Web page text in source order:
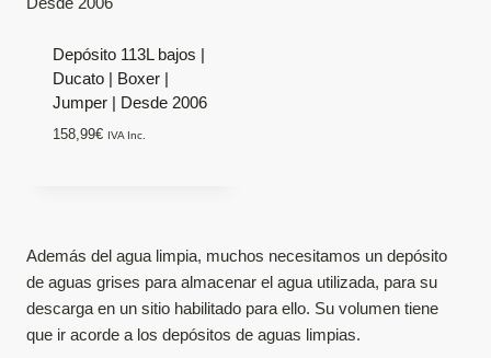
Depósito 113L bajos |
Ducato | Boxer |
Jumper | Desde 2006
158,99€ IVA Inc.
Además del agua limpia, muchos necesitamos un depósito
de aguas grises para almacenar el agua utilizada, para su
descarga en un sitio habilitado para ello. Su volumen tiene
que ir acorde a los depósitos de aguas limpias.